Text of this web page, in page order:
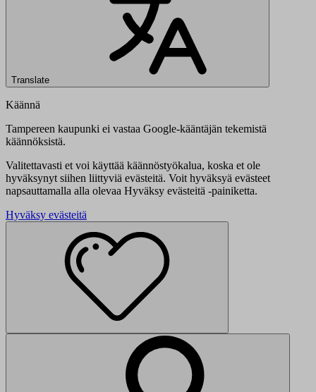
Translate
Käännä
Tampereen kaupunki ei vastaa Google-kääntäjän tekemistä
käännöksistä.
Valitettavasti et voi käyttää käännöstyökalua, koska et ole
hyväksynyt siihen liittyviä evästeitä. Voit hyväksyä evästeet
napsauttamalla alla olevaa Hyväksy evästeitä -painiketta.
Hyväksy evästeitä